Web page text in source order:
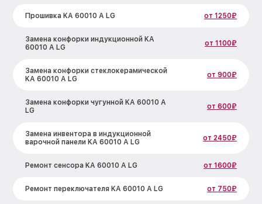
Прошивка KA 60010 A LG от 1250₽
Замена конфорки индукционной KA
60010 A LG
от 1100₽
Замена конфорки стеклокерамической
KA 60010 A LG
от 900₽
Замена конфорки чугунной KA 60010 A
LG
от 600₽
Замена инвентора в индукционной
варочной панели KA 60010 A LG
от 2450₽
Ремонт сенсора KA 60010 A LG от 1600₽
Ремонт переключателя KA 60010 A LG от 750₽